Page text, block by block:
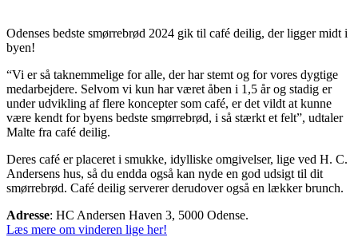
Odenses bedste smørrebrød 2024 gik til café deilig, der ligger midt i
byen!
“Vi er så taknemmelige for alle, der har stemt og for vores dygtige
medarbejdere. Selvom vi kun har været åben i 1,5 år og stadig er
under udvikling af flere koncepter som café, er det vildt at kunne
være kendt for byens bedste smørrebrød, i så stærkt et felt”, udtaler
Malte fra café deilig.
Deres café er placeret i smukke, idylliske omgivelser, lige ved H. C.
Andersens hus, så du endda også kan nyde en god udsigt til dit
smørrebrød. Café deilig serverer derudover også en lækker brunch.
Adresse: HC Andersen Haven 3, 5000 Odense.
Læs mere om vinderen lige her!